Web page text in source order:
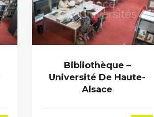
Bibliothèque –
Université De Haute-
Alsace